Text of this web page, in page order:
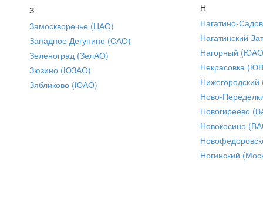
З
Замоскворечье (ЦАО)
Западное Дегунино (САО)
Зеленоград (ЗелАО)
Зюзино (ЮЗАО)
Зябликово (ЮАО)
Н
Нагатино-
Нагатинский
Нагорный
Некрасовка
Ново-
Новогиреево
Новокосино
Ногинский